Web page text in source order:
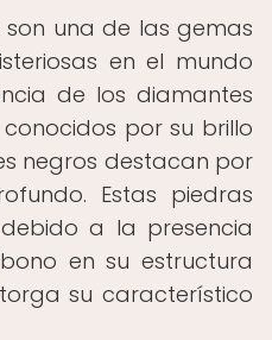
una de las gemas
en el mundo
de los diamantes
por su brillo
negros destacan por
Estas piedras
a la presencia
en su estructura
su característico